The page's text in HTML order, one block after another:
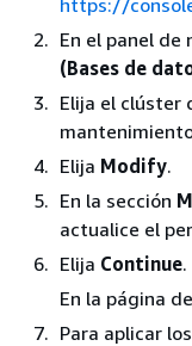
En el panel de
(Bases de
Elija el clúster
Elija Modify.
En la sección
actualice el
Elija Continue.
En la página
Para aplicar